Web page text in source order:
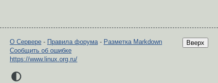
Вверх
О Сервере - Правила форума- Разметка Markdown
Сообщить об ошибке
https://www.linux.org.ru/